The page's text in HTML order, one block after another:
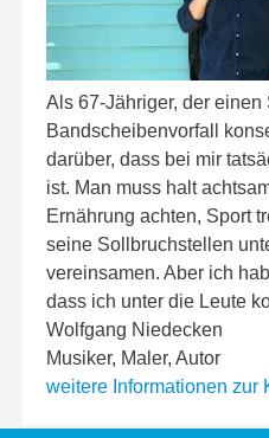
Als 67-Jähriger, der
Bandscheibenvorfall
darüber, dass bei mir
ist. Man muss halt
Ernährung achten, Sport
seine Sollbruchstellen
vereinsamen. Aber ich
dass ich unter die Leute
Wolfgang Niedecken
Musiker, Maler, Autor
weitere Informationen zur